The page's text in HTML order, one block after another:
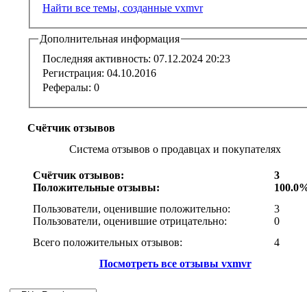
Найти все темы, созданные vxmvr
Дополнительная информация
Последняя активность: 07.12.2024 20:23
Регистрация: 04.10.2016
Рефералы: 0
Счётчик отзывов
Система отзывов о продавцах и покупателях
Счётчик отзывов:
Положительные отзывы:
3
Пользователи, оценившие положительно:
Пользователи, оценившие отрицательно:
3
0
Всего положительных отзывов:
4
Посмотреть все отзывы vxmvr